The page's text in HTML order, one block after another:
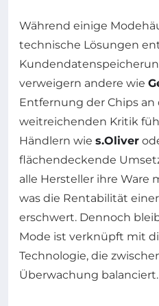
Während einige
technische Lösungen
verweigern andere wie
Entfernung der Chips an
weitreichenden Kritik
Händlern wie s.Oliver
flächendeckende
alle Hersteller ihre Ware
was die Rentabilität
erschwert. Dennoch
Mode ist verknüpft mit
Technologie, die
Überwachung balanciert.